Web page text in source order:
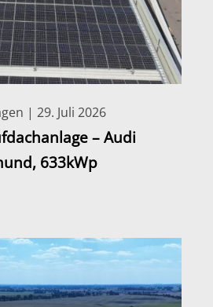
| 29. Juli 2026
– Audi
633kWp